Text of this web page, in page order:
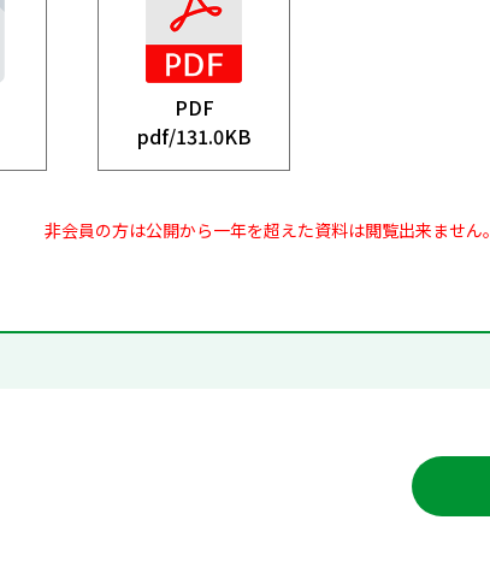
PDF
pdf/131.0KB
非会員の方は公開から一年を超えた資料は閲覧出来ません。